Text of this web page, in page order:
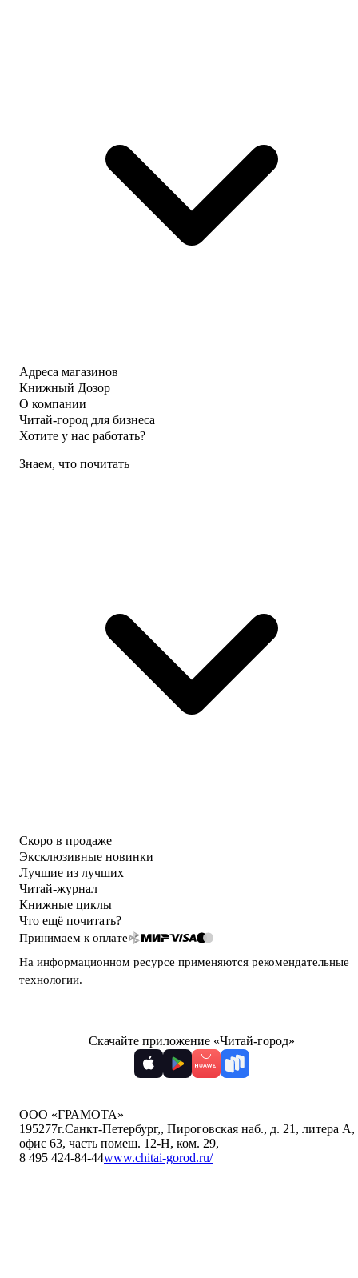
Адреса магазинов
Книжный Дозор
О компании
Читай-город для бизнеса
Хотите у нас работать?
Знаем, что почитать
Скоро в продаже
Эксклюзивные новинки
Лучшие из лучших
Читай-журнал
Книжные циклы
Что ещё почитать?
Принимаем к оплате
На информационном ресурсе применяются рекомендательные
технологии.
Скачайте приложение «Читай-город»
ООО «ГРАМОТА»
195277г.Санкт-Петербург,, Пироговская наб., д. 21, литера А,
офис 63, часть помещ. 12-Н, ком. 29,
8 495 424-84-44www.chitai-gorod.ru/